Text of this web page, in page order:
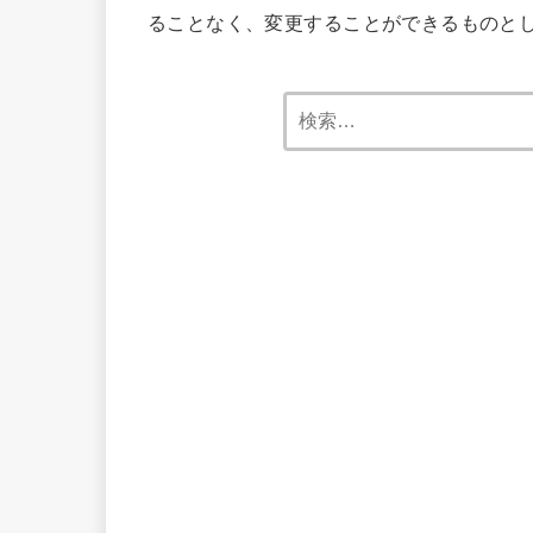
ることなく、変更することができるものと